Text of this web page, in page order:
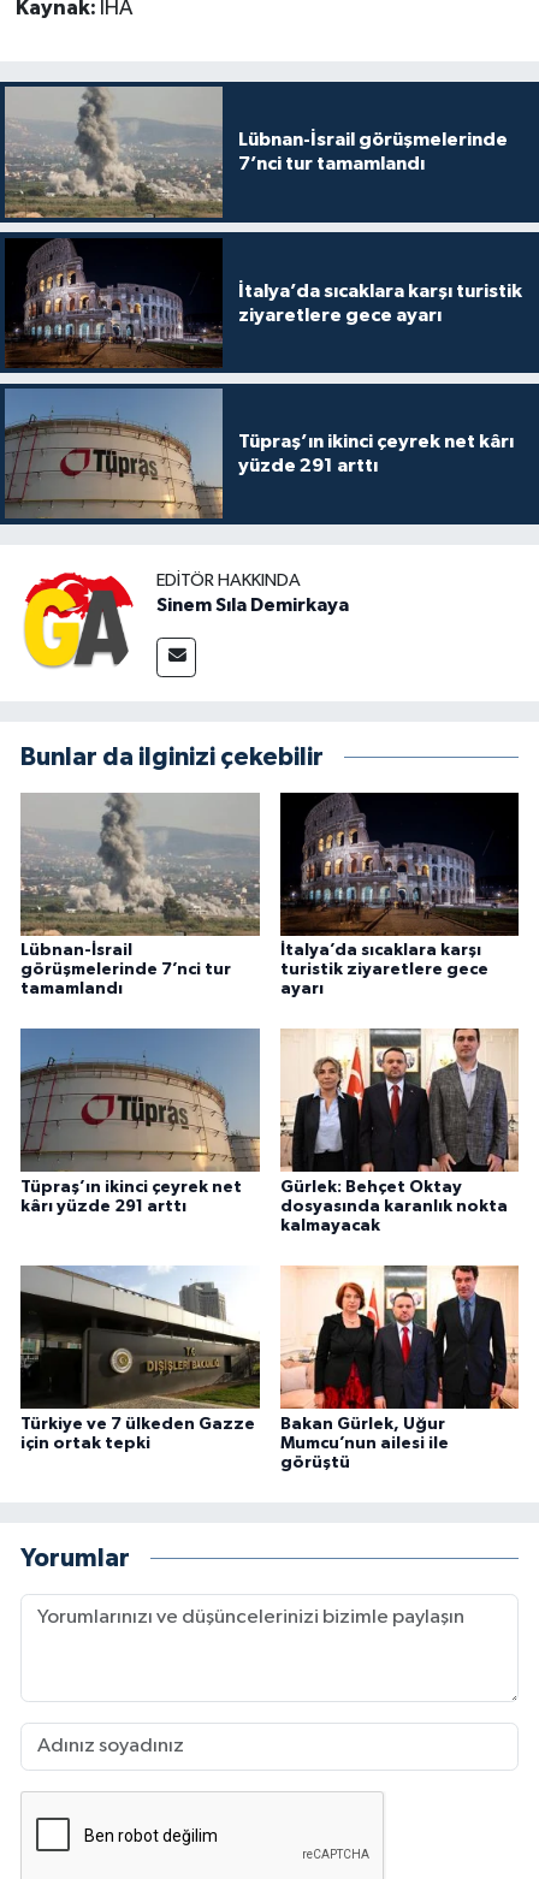
Kaynak: İHA
Lübnan-İsrail görüşmelerinde
7’nci tur tamamlandı
İtalya’da sıcaklara karşı turistik
ziyaretlere gece ayarı
Tüpraş’ın ikinci çeyrek net kârı
yüzde 291 arttı
EDITÖR HAKKINDA
Sinem Sıla Demirkaya
Bunlar da ilginizi çekebilir
Lübnan-İsrail
görüşmelerinde 7’nci tur
tamamlandı
İtalya’da sıcaklara karşı
turistik ziyaretlere gece
ayarı
Tüpraş’ın ikinci çeyrek net
kârı yüzde 291 arttı
Gürlek: Behçet Oktay
dosyasında karanlık nokta
kalmayacak
Türkiye ve 7 ülkeden Gazze
için ortak tepki
Bakan Gürlek, Uğur
Mumcu’nun ailesi ile
görüştü
Yorumlar